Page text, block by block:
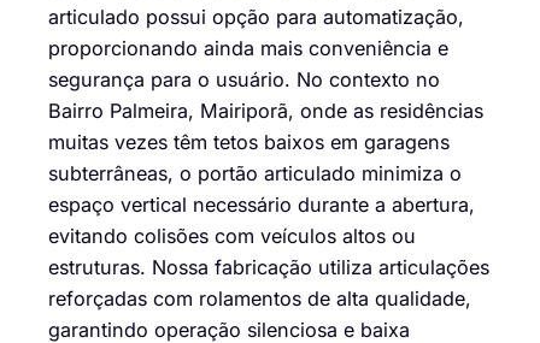
articulado possui opção para automatização,
proporcionando ainda mais conveniência e
segurança para o usuário. No contexto no
Bairro Palmeira, Mairiporã, onde as residências
muitas vezes têm tetos baixos em garagens
subterrâneas, o portão articulado minimiza o
espaço vertical necessário durante a abertura,
evitando colisões com veículos altos ou
estruturas. Nossa fabricação utiliza articulações
reforçadas com rolamentos de alta qualidade,
garantindo operação silenciosa e baixa